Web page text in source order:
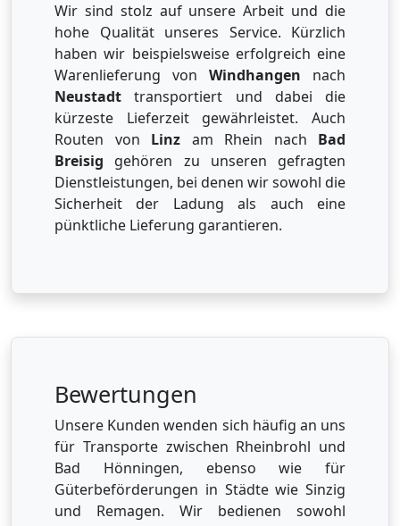
Wir sind stolz auf unsere Arbeit und die
hohe Qualität unseres Service. Kürzlich
haben wir beispielsweise erfolgreich eine
Warenlieferung von Windhangen nach
Neustadt transportiert und dabei die
kürzeste Lieferzeit gewährleistet. Auch
Routen von Linz am Rhein nach Bad
Breisig gehören zu unseren gefragten
Dienstleistungen, bei denen wir sowohl die
Sicherheit der Ladung als auch eine
pünktliche Lieferung garantieren.
Bewertungen
Unsere Kunden wenden sich häufig an uns
für Transporte zwischen Rheinbrohl und
Bad Hönningen, ebenso wie für
Güterbeförderungen in Städte wie Sinzig
und Remagen. Wir bedienen sowohl